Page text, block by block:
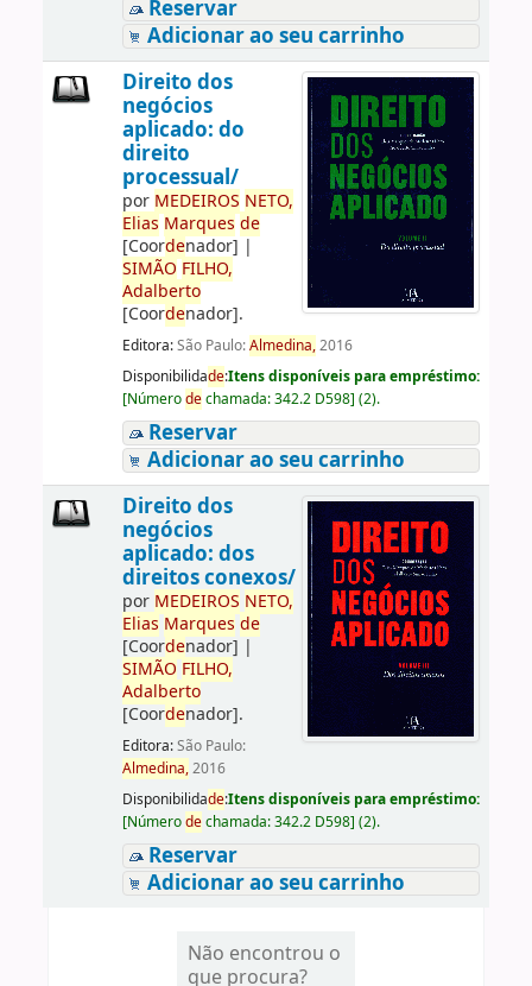
Reservar
Adicionar ao seu carrinho
Direito dos
negócios
aplicado: do
direito
processual/
por MEDEIROS NETO,
Elias Marques de
[Coordenador] |
SIMÃO FILHO,
Adalberto
[Coordenador].
Editora:São Paulo:Almedina,2016
Disponibilidade:Itens disponíveis para empréstimo:
[Númerodechamada:342.2 D598] (2).
Reservar
Adicionar ao seu carrinho
Direito dos
negócios
aplicado: dos
direitos conexos/
por MEDEIROS NETO,
Elias Marques de
[Coordenador] |
SIMÃO FILHO,
Adalberto
[Coordenador].
Editora:São Paulo:
Almedina,2016
Disponibilidade:Itens disponíveis para empréstimo:
[Númerodechamada:342.2 D598] (2).
Reservar
Adicionar ao seu carrinho
Não encontrou o
que procura?